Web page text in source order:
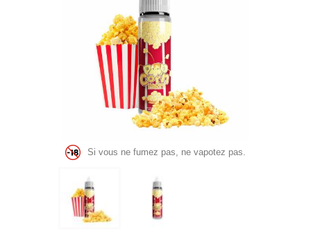
Si vous ne fumez pas, ne vapotez pas.